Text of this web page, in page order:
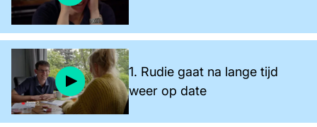
1. Rudie gaat na lange tijd
weer op date